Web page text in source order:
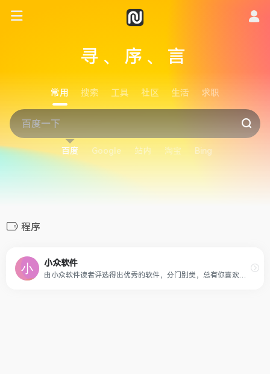
寻、序、言
常用 搜索 工具 社区 生活 求职
百度 Google 站内 淘宝 Bing
程序
小众软件